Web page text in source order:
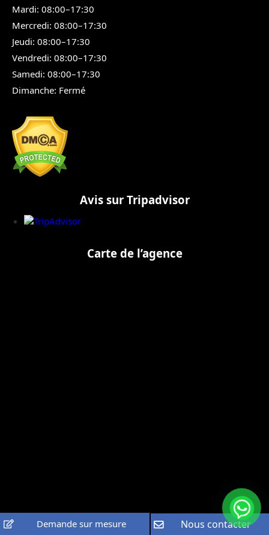
Mardi: 08:00–17:30
Mercredi: 08:00–17:30
Jeudi: 08:00–17:30
Vendredi: 08:00–17:30
Samedi: 08:00–17:30
Dimanche: Fermé
Avis sur Tripadvisor
Carte de l’agence
Demande sur mesure Nous contacter